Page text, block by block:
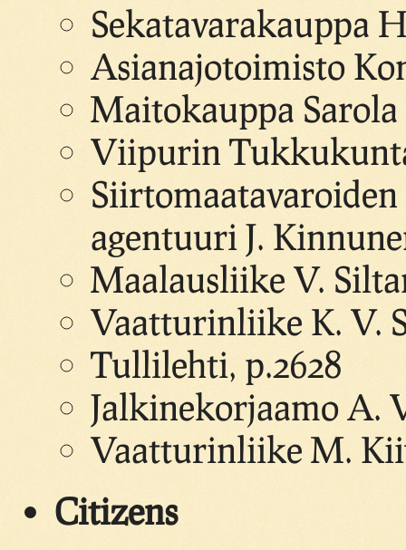
Sekatavarakauppa
Asianajotoimisto
Maitokauppa
Viipurin
agentuuri J.
Maalausliike V.
Vaatturinliike K. V.
Tullilehti, p.2628
Jalkinekorjaamo A.
Vaatturinliike M.
Citizens